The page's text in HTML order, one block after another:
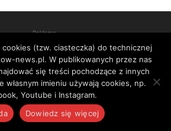
Reklama
cookies (tzw. ciasteczka) do technicznej
news.pl. W publikowanych przez nas
się treści pochodzące z innych
własnym imieniu używają cookies, np.
Youtube i Instagram.
Dowiedz się więcej